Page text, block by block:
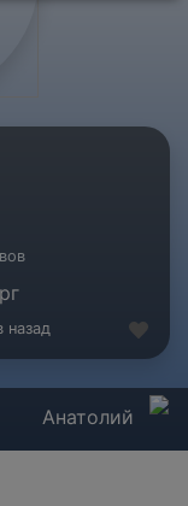
назад
Анатолий